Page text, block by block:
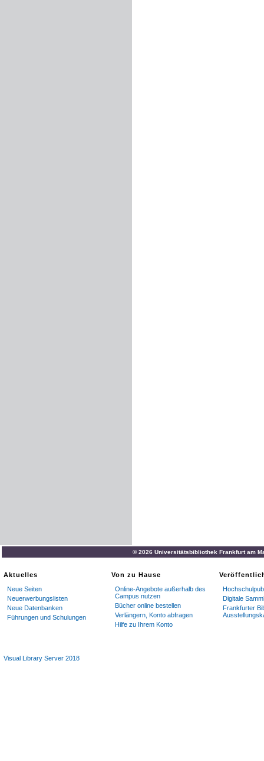
© 2026 Universitätsbibliothek Frankfurt am
Aktuelles
Neue Seiten
Neuerwerbungslisten
Neue Datenbanken
Führungen und Schulungen
Von zu Hause
Online-Angebote außerhalb des
Campus nutzen
Bücher online bestellen
Verlängern, Konto abfragen
Hilfe zu Ihrem Konto
Digitale
Frankfurter
Visual Library Server 2018